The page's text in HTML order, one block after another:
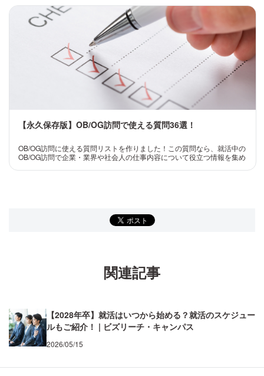
【永久保存版】OB/OG訪問で使える質問36選！
OB/OG訪問に使える質問リストを作りました！この質問なら、就活中の
OB/OG訪問で企業・業界や社会人の仕事内容について役立つ情報を集め
関連記事
【2028年卒】就活はいつから始める？就活のスケジュー
ルもご紹介！ | ビズリーチ・キャンパス
2026/05/15